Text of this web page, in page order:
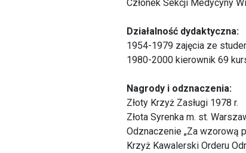
Członek Sekcji Medycyny
Działalność dydaktyczna:
1954-1979 zajęcia ze
1980-2000 kierownik 69
Nagrody i odznaczenia:
Złoty Krzyż Zasługi 1978 r.
Złota Syrenka m. st.
Odznaczenie „Za wzorową
Krzyż Kawalerski Orderu